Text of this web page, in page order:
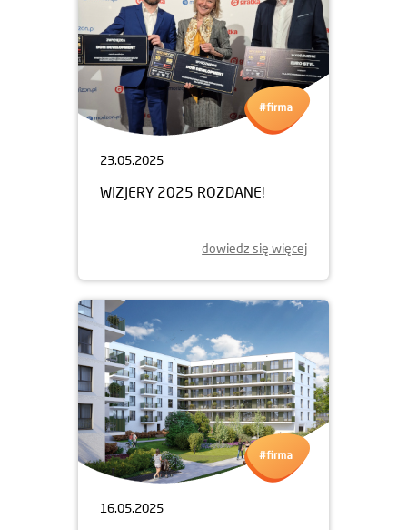
23.05.2025
WIZJERY 2025 ROZDANE!
dowiedz się więcej
16.05.2025